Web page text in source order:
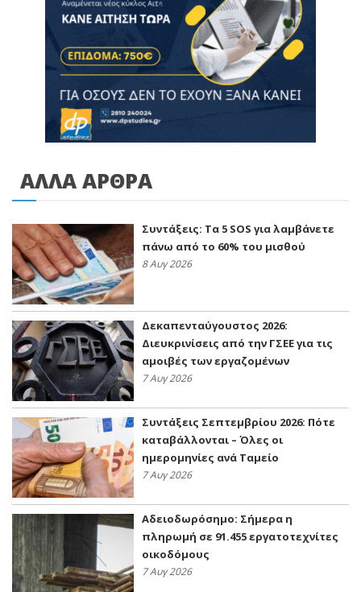
ΑΛΛΑ ΑΡΘΡΑ
Συντάξεις: Τα 5 SOS για λαμβάνετε
πάνω από το 60% του μισθού
8 Αυγ 2026
Δεκαπενταύγουστος 2026:
Διευκρινίσεις από την ΓΣΕΕ για τις
αμοιβές των εργαζομένων
7 Αυγ 2026
Συντάξεις Σεπτεμβρίου 2026: Πότε
καταβάλλονται – Όλες οι
ημερομηνίες ανά Ταμείο
7 Αυγ 2026
Αδειοδωρόσημο: Σήμερα η
πληρωμή σε 91.455 εργατοτεχνίτες
οικοδόμους
7 Αυγ 2026